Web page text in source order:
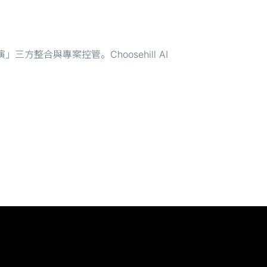
」三方整合與專案控管。Choosehill AI